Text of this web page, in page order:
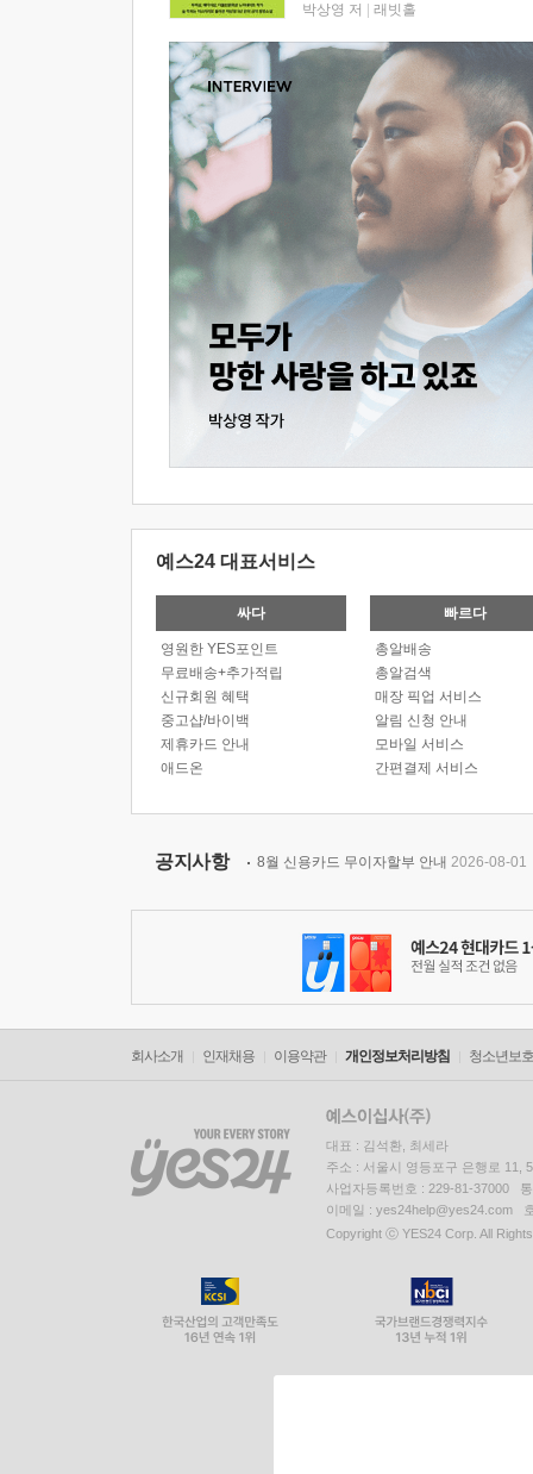
박상영 저 래빗홀
예스24 대표서비스
싸다
영원한 YES포인트
무료배송+추가적립
신규회원 혜택
중고샵/바이백
제휴카드 안내
애드온
빠르다
총알배송
총알검색
매장 픽업 서비스
알림 신청 안내
모바일 서비스
간편결제 서비스
공지사항 8월 신용카드 무이자할부 안내 2026-08-01
회사소개 인재채용 이용약관 개인정보처리방침 청소년보
대표 : 김석환, 최세라
주소 : 서울시 영등포구 은행로 11,
사업자등록번호 : 229-81-37000
이메일 : yes24help@yes24.com
Copyright ⓒ YES24 Corp. All